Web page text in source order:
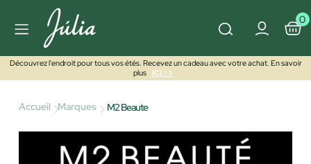
0
Découvrez l'endroit pour tous vos étés. Recevez un cadeau avec votre achat. En savoir
plus
ICI >>
Accueil Marques M2 Beaute